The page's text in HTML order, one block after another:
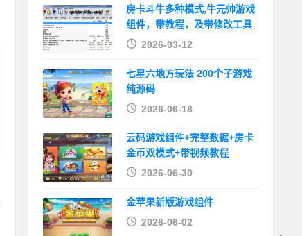
房卡斗牛多种模式,牛元帅游戏
组件，带教程，及带修改工具
2026-03-12
七星六地方玩法 200个子游戏
纯源码
2026-06-18
云码游戏组件+完整数据+房卡
金币双模式+带视频教程
2026-06-30
金苹果新版游戏组件
2026-06-02